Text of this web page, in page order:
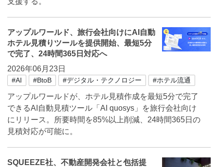
アップルワールド、旅行会社向けにAI自動
ホテル見積りツールを提供開始、最短5分
で完了、24時間365日対応へ
2026年06月23日
#AI #BtoB #デジタル・テクノロジー #ホテル流通
アップルワールドが、ホテル見積作成を最短5分で完了
できるAI自動見積ツール「AI quosys」を旅行会社向け
にリリース。所要時間を85%以上削減、24時間365日の
見積対応が可能に。
SQUEEZE社、不動産開発会社と包括提